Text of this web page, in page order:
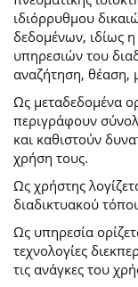
ιδιόρρυθμου
δεδομένων, ιδίως
υπηρεσιών του
αναζήτηση, θέαση,
Ως μεταδεδομένα
περιγράφουν
και καθιστούν
χρήση τους.
Ως χρήστης
διαδικτυακού
Ως υπηρεσία
τεχνολογίες
τις ανάγκες του